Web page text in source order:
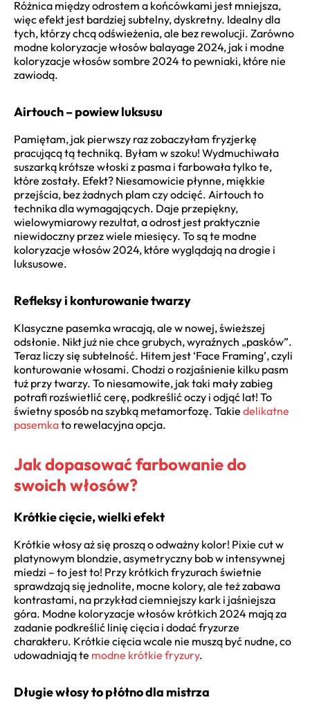
Różnica między odrostem a końcówkami jest mniejsza,
więc efekt jest bardziej subtelny, dyskretny. Idealny dla
tych, którzy chcą odświeżenia, ale bez rewolucji. Zarówno
modne koloryzacje włosów balayage 2024, jak i modne
koloryzacje włosów sombre 2024 to pewniaki, które nie
zawiodą.
Airtouch – powiew luksusu
Pamiętam, jak pierwszy raz zobaczyłam fryzjerkę
pracującą tą techniką. Byłam w szoku! Wydmuchiwała
suszarką krótsze włoski z pasma i farbowała tylko te,
które zostały. Efekt? Niesamowicie płynne, miękkie
przejścia, bez żadnych plam czy odcięć. Airtouch to
technika dla wymagających. Daje przepiękny,
wielowymiarowy rezultat, a odrost jest praktycznie
niewidoczny przez wiele miesięcy. To są te modne
koloryzacje włosów 2024, które wyglądają na drogie i
luksusowe.
Refleksy i konturowanie twarzy
Klasyczne pasemka wracają, ale w nowej, świeższej
odsłonie. Nikt już nie chce grubych, wyraźnych „pasków”.
Teraz liczy się subtelność. Hitem jest ‘Face Framing’, czyli
konturowanie włosami. Chodzi o rozjaśnienie kilku pasm
tuż przy twarzy. To niesamowite, jak taki mały zabieg
potrafi rozświetlić cerę, podkreślić oczy i odjąć lat! To
świetny sposób na szybką metamorfozę. Takie delikatne
pasemkato rewelacyjna opcja.
Jak dopasować farbowanie do
swoich włosów?
Krótkie cięcie, wielki efekt
Krótkie włosy aż się proszą o odważny kolor! Pixie cut w
platynowym blondzie, asymetryczny bob w intensywnej
miedzi – to jest to! Przy krótkich fryzurach świetnie
sprawdzają się jednolite, mocne kolory, ale też zabawa
kontrastami, na przykład ciemniejszy kark i jaśniejsza
góra. Modne koloryzacje włosów krótkich 2024 mają za
zadanie podkreślić linię cięcia i dodać fryzurze
charakteru. Krótkie cięcia wcale nie muszą być nudne, co
udowadniają te modne krótkie fryzury.
Długie włosy to płótno dla mistrza